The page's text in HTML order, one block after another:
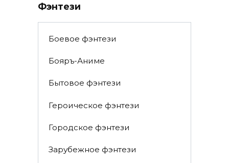
Фэнтези
Боевое фэнтези
Бояръ-Аниме
Бытовое фэнтези
Героическое фэнтези
Городское фэнтези
Зарубежное фэнтези